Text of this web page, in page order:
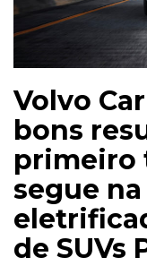
Volvo
bons
primeiro
segue
de SUVs